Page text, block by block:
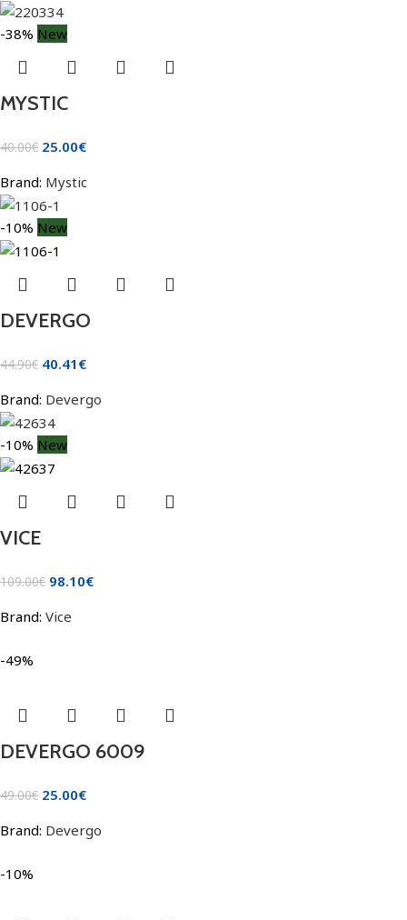
-38% New
MYSTIC
40.00€ 25.00€
Brand: Mystic
-10% New
DEVERGO
44.90€ 40.41 €
Brand: Devergo
-10% New
VICE
109.00€ 98.10€
Brand: Vice
-49%
DEVERGO 6009
49.00€ 25.00€
Brand: Devergo
-10%